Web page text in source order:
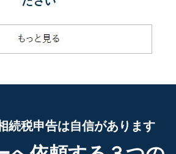
続税申告は自信があります